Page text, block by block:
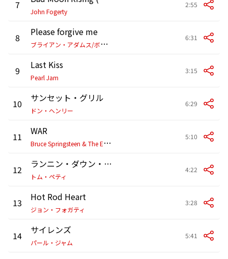
7
John Fogerty
2:55
8
Please forgive me
ブ
ライアン・アダムス/ボローニャ市立歌劇場管弦楽団/マイケル・ケイメン
6:31
9 Last Kiss
Pearl Jam
3:15
10 サンセット・グリル
ドン・ヘンリー
6:29
11
WAR
B
ruce Springsteen & The E Street Band
5:10
12 ランニン・ダウン・ア・ドリーム
トム・ペティ
4:22
13 Hot Rod Heart
ジョン・フォガティ
3:28
14 サイレンズ
パール・ジャム
5:41